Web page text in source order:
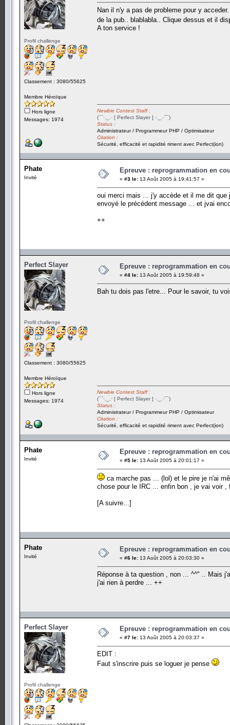
Profil challenge
Classement : 3080/55625
Membre Héroïque
Hors ligne
Messages: 1974
Nan il n'y a pas de probleme pour y
de la pub.. blablabla.. Clique dessus et il
A ton service !
Newbie Contest Staff :
(¯`·._.· [ Perfect Slayer ] ·._.·´¯)
Status :
Administrateur / Programmeur PHP / Optimisateur
Citation :
Sécurité, efficacité et rapidité riment avec Perfect(ion)
Phate
Invité
Epreuve : reprogrammation en
« #3 le: 13 Août 2005 à 19:41:57 »
oui merci mais ... j'y accède et il me dit que
envoyé le précédent message ... et jvai
++
Perfect Slayer
Profil challenge
Classement : 3080/55625
Membre Héroïque
Hors ligne
Messages: 1974
Epreuve : reprogrammation en
« #4 le: 13 Août 2005 à 19:59:48 »
Bah tu dois pas l'etre... Pour le savoir, tu
Newbie Contest Staff :
(¯`·._.· [ Perfect Slayer ] ·._.·´¯)
Status :
Administrateur / Programmeur PHP / Optimisateur
Citation :
Sécurité, efficacité et rapidité riment avec Perfect(ion)
Phate
Invité
Epreuve : reprogrammation en
« #5 le: 13 Août 2005 à 20:01:17 »
ca marche pas ... (lol) et le pire je n'ai
chose pour le IRC ... enfin bon , je vai voir
[A suivre...]
Phate
Invité
Epreuve : reprogrammation en
« #6 le: 13 Août 2005 à 20:03:30 »
Réponse à ta question , non ... ^^" .. Mais
j'ai rien à perdre ... ++
Perfect Slayer
Profil challenge
Epreuve : reprogrammation en
« #7 le: 13 Août 2005 à 20:03:37 »
EDIT :
Faut s'inscrire puis se loguer je pense